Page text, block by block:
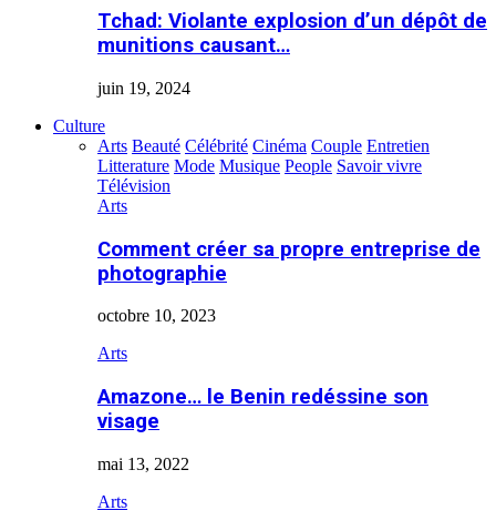
Tchad: Violante explosion d’un dépôt de
munitions causant…
juin 19, 2024
Culture
Arts Beauté Célébrité Cinéma Couple Entretien
Litterature Mode Musique People Savoir vivre
Télévision
Arts
Comment créer sa propre entreprise de
photographie
octobre 10, 2023
Arts
Amazone… le Benin redéssine son
visage
mai 13, 2022
Arts